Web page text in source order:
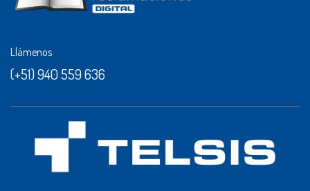
Llámenos
(+51) 940 559 636